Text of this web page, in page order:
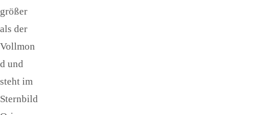
größer
als der
Vollmon
d und
steht im
Sternbild